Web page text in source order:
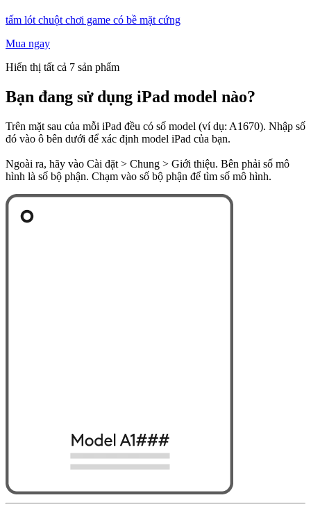
tấm lót chuột chơi game có bề mặt cứng
Mua ngay
Hiển thị tất cả 7 sản phẩm
Bạn đang sử dụng iPad model nào?
Trên mặt sau của mỗi iPad đều có số model (ví dụ: A1670). Nhập số
đó vào ô bên dưới để xác định model iPad của bạn.
Ngoài ra, hãy vào Cài đặt > Chung > Giới thiệu. Bên phải số mô
hình là số bộ phận. Chạm vào số bộ phận để tìm số mô hình.